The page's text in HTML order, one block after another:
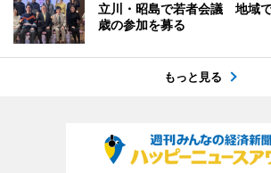
立川・昭島で若者会議 地域
歳の参加を募る
もっと見る